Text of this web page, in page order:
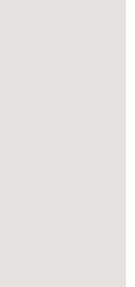
sąlyčiai ir